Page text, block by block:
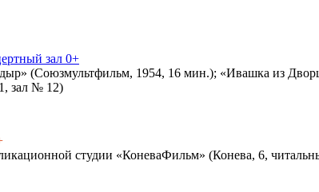
зал 0+
(Союзмультфильм, 1954, 16 мин.); «Ивашка из
зал № 12)
студии «КоневаФильм» (Конева, 6,